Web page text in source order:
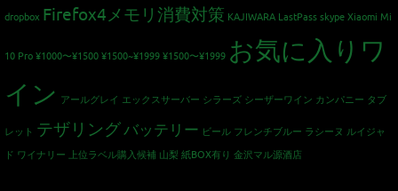
dropbox Firefox4メモリ消費対策 KAJIWARA LastPass skype Xiaomi Mi
10 Pro ¥1000〜¥1500 ¥1500~¥1999 ¥1500〜¥1999 お気に入りワ
イン アールグレイ エックスサーバー シラーズ シーザーワイン カンパニー タブ
レット テザリングバッテリー ビール フレンチブルー ラシーヌ ルイジャ
ド ワイナリー 上位ラベル購入候補 山梨 紙BOX有り 金沢マル源酒店